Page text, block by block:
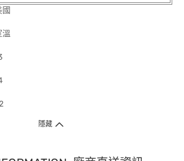
國
溫
隱藏